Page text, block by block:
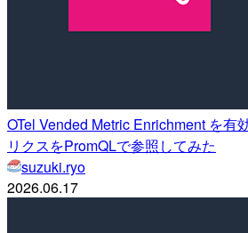
OTel Vended Metric Enrichment を有
リクスをPromQLで参照してみた
suzuki.ryo
2026.06.17